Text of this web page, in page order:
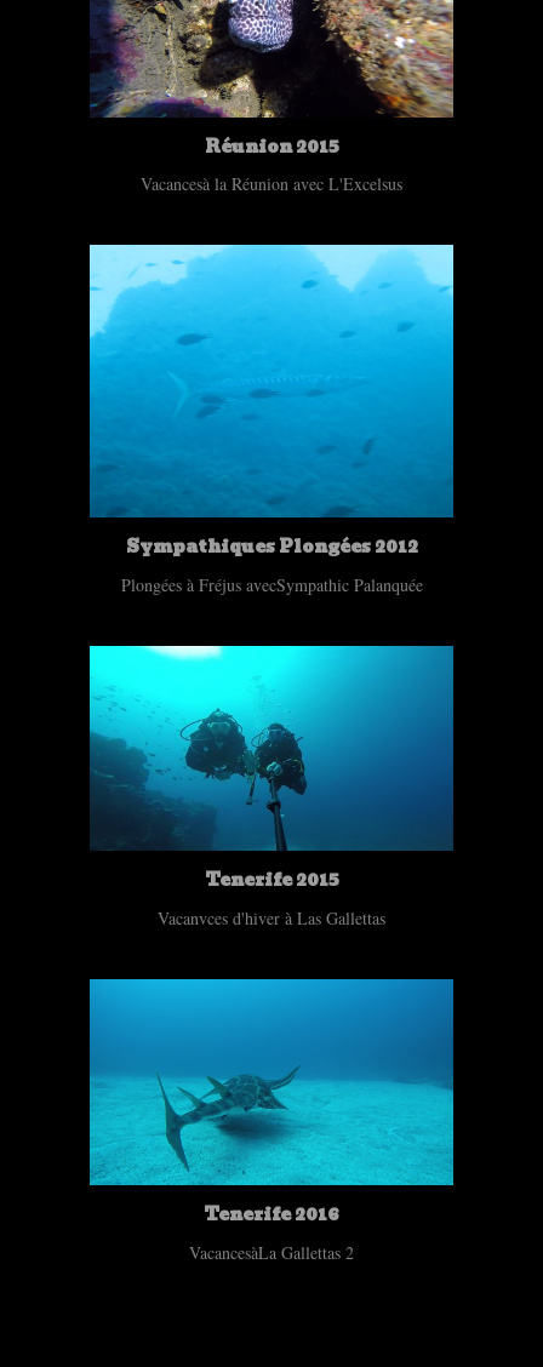
Réunion 2015
Vacancesà la Réunion avec L'Excelsus
Sympathiques Plongées 2012
Plongées à Fréjus avecSympathic Palanquée
Tenerife 2015
Vacanvces d'hiver à Las Gallettas
Tenerife 2016
VacancesàLa Gallettas 2